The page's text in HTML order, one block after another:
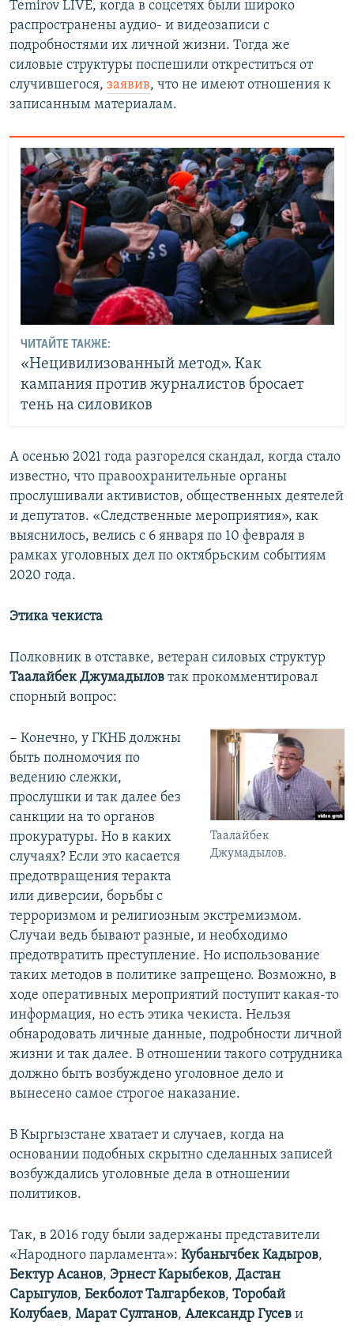
Temirov LIVE, когда в соцсетях были широко
распространены аудио- и видеозаписи с
подробностями их личной жизни. Тогда же
силовые структуры поспешили откреститься от
случившегося, заявив, что не имеют отношения к
записанным материалам.
ЧИТАЙТЕ ТАКЖЕ:
«Нецивилизованный метод». Как
кампания против журналистов бросает
тень на силовиков
А осенью 2021 года разгорелся скандал, когда стало
известно, что правоохранительные органы
прослушивали активистов, общественных деятелей
и депутатов. «Следственные мероприятия», как
выяснилось, велись с 6 января по 10 февраля в
рамках уголовных дел по октябрьским событиям
2020 года.
Этика чекиста
Полковник в отставке, ветеран силовых структур
Таалайбек Джумадылов так прокомментировал
спорный вопрос:
Таалайбек
Джумадылов.
− Конечно, у ГКНБ должны
быть полномочия по
ведению слежки,
прослушки и так далее без
санкции на то органов
прокуратуры. Но в каких
случаях? Если это касается
предотвращения теракта
или диверсии, борьбы с
терроризмом и религиозным экстремизмом.
Случаи ведь бывают разные, и необходимо
предотвратить преступление. Но использование
таких методов в политике запрещено. Возможно, в
ходе оперативных мероприятий поступит какая-то
информация, но есть этика чекиста. Нельзя
обнародовать личные данные, подробности личной
жизни и так далее. В отношении такого сотрудника
должно быть возбуждено уголовное дело и
вынесено самое строгое наказание.
В Кыргызстане хватает и случаев, когда на
основании подобных скрытно сделанных записей
возбуждались уголовные дела в отношении
политиков.
Так, в 2016 году были задержаны представители
«Народного парламента»: Кубанычбек Кадыров,
Бектур Асанов, Эрнест Карыбеков, Дастан
Сарыгулов, Бекболот Талгарбеков, Торобай
Колубаев, Марат Султанов, Александр Гусев и